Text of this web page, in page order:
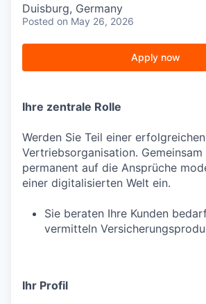
Duisburg, Germany
Posted on May 26, 2026
Apply now
Ihre zentrale Rolle
Werden Sie Teil einer erfolgreichen
Vertriebsorganisation.
permanent auf die Ansprüche
einer digitalisierten Welt ein.
Sie beraten Ihre Kunden
vermitteln
Ihr Profil